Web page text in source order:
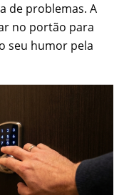
de problemas. A
no portão para
seu humor pela